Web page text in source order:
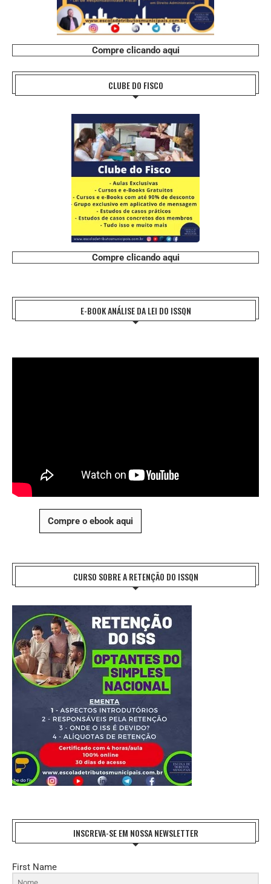
Compre clicando aqui
CLUBE DO FISCO
Compre clicando aqui
E-BOOK ANÁLISE DA LEI DO ISSQN
Compre o ebook aqui
CURSO SOBRE A RETENÇÃO DO ISSQN
INSCREVA-SE EM NOSSA NEWSLETTER
First Name